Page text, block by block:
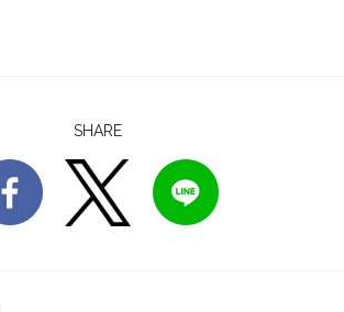
SHARE